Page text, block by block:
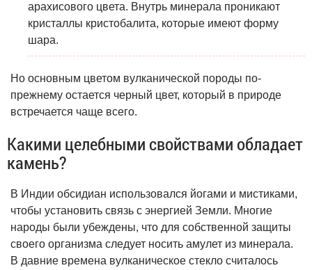
арахисового цвета. Внутрь минерала проникают
кристаллы кристобалита, которые имеют форму
шара.
Но основным цветом вулканической породы по-
прежнему остается черный цвет, который в природе
встречается чаще всего.
Какими целебными свойствами обладает
камень?
В Индии обсидиан использовался йогами и мистиками,
чтобы установить связь с энергией Земли. Многие
народы были убеждены, что для собственной защиты
своего организма следует носить амулет из минерала.
В давние времена вулканическое стекло считалось